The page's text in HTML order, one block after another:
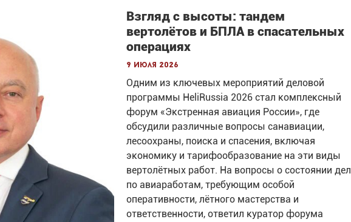
Взгляд с высоты: тандем
вертолётов и БПЛА в спасательных
операциях
9 июля 2026
Одним из ключевых мероприятий деловой
программы HeliRussia 2026 стал комплексный
форум «Экстренная авиация России», где
обсудили различные вопросы санавиации,
лесоохраны, поиска и спасения, включая
экономику и тарифообразование на эти виды
вертолётных работ. На вопросы о состоянии дел
по авиаработам, требующим особой
оперативности, лётного мастерства и
ответственности, ответил куратор форума